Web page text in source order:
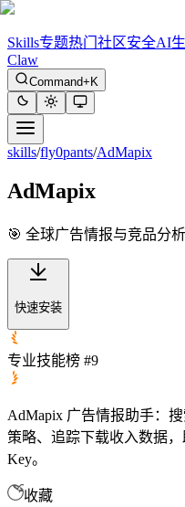
Skills专题热门 社区安全AI
Claw
Command+K
skills/fly0pants/AdMapix
AdMapix
🎯 全球广告情报与竞品分
快速安装
专业技能榜 #9
AdMapix 广告情报助手：
策略、追踪下载收入数据
Key。
收藏